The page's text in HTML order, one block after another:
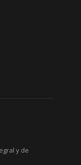
y de